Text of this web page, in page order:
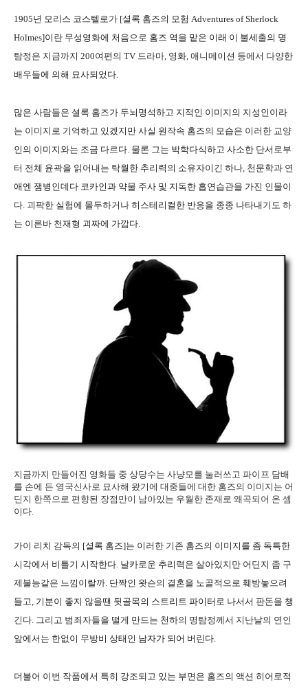
1905년 모리스 코스텔로가 [셜록 홈즈의 모험 Adventures of Sherlock
Holmes]이란 무성영화에 처음으로 홈즈 역을 맡은 이래 이 불세출의 명
탐정은 지금까지 200여편의 TV 드라마, 영화, 애니메이션 등에서 다양한
배우들에 의해 묘사되었다.
많은 사람들은 셜록 홈즈가 두뇌명석하고 지적인 이미지의 지성인이라
는 이미지로 기억하고 있겠지만 사실 원작속 홈즈의 모습은 이러한 교양
인의 이미지와는 조금 다르다. 물론 그는 박학다식하고 사소한 단서로부
터 전체 윤곽을 읽어내는 탁월한 추리력의 소유자이긴 하나, 천문학과 연
애엔 잼병인데다 코카인과 약물 주사 및 지독한 흡연습관을 가진 인물이
다. 괴팍한 실험에 몰두하거나 히스테리컬한 반응을 종종 나타내기도 하
는 이른바 천재형 괴짜에 가깝다.
지금까지 만들어진 영화들 중 상당수는 사냥모를 눌러쓰고 파이프 담배
를 손에 든 영국신사로 묘사해 왔기에 대중들에 대한 홈즈의 이미지는 어
딘지 한쪽으로 편향된 장점만이 남아있는 우월한 존재로 왜곡되어 온 셈
이다.
가이 리치 감독의 [셜록 홈즈]는 이러한 기존 홈즈의 이미지를 좀 독특한
시각에서 비틀기 시작한다. 날카로운 추리력은 살아있지만 어딘지 좀 구
제불능같은 느낌이랄까. 단짝인 왓슨의 결혼을 노골적으로 훼방놓으려
들고, 기분이 좋지 않을땐 뒷골목의 스트리트 파이터로 나서서 판돈을 챙
긴다. 그리고 범죄자들을 떨게 만드는 천하의 명탐정께서 지난날의 연인
앞에서는 한없이 무방비 상태인 남자가 되어 버린다.
더불어 이번 작품에서 특히 강조되고 있는 부면은 홈즈의 액션 히어로적